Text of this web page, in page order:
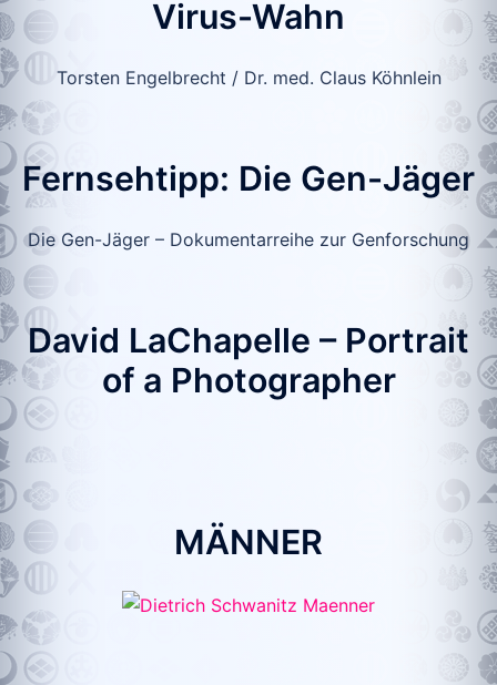
Virus-Wahn
Torsten Engelbrecht / Dr. med. Claus Köhnlein
Fernsehtipp: Die Gen-Jäger
Die Gen-Jäger – Dokumentarreihe zur Genforschung
David LaChapelle – Portrait
of a Photographer
MÄNNER